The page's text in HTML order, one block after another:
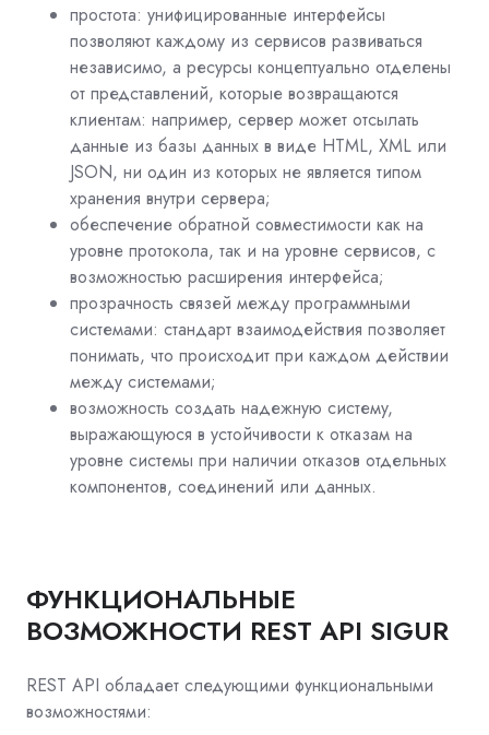
простота: унифицированные интерфейсы
позволяют каждому из сервисов развиваться
независимо, а ресурсы концептуально отделены
от представлений, которые возвращаются
клиентам: например, сервер может отсылать
данные из базы данных в виде HTML, XML или
JSON, ни один из которых не является типом
хранения внутри сервера;
обеспечение обратной совместимости как на
уровне протокола, так и на уровне сервисов, с
возможностью расширения интерфейса;
прозрачность связей между программными
системами: стандарт взаимодействия позволяет
понимать, что происходит при каждом действии
между системами;
возможность создать надежную систему,
выражающуюся в устойчивости к отказам на
уровне системы при наличии отказов отдельных
компонентов, соединений или данных.
ФУНКЦИОНАЛЬНЫЕ
ВОЗМОЖНОСТИ REST API SIGUR
REST API обладает следующими функциональными
возможностями: